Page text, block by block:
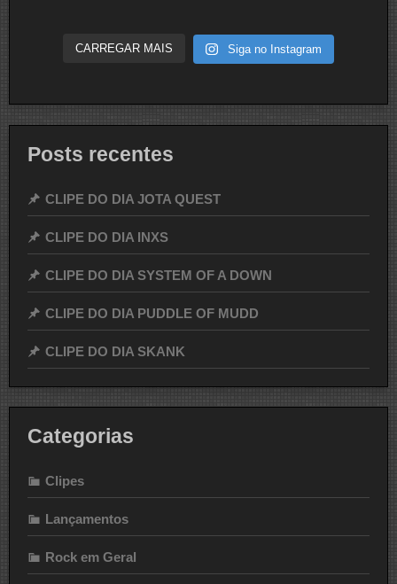
CARREGAR MAIS Siga no Instagram
Posts recentes
CLIPE DO DIA JOTA QUEST
CLIPE DO DIA INXS
CLIPE DO DIA SYSTEM OF A DOWN
CLIPE DO DIA PUDDLE OF MUDD
CLIPE DO DIA SKANK
Categorias
Clipes
Lançamentos
Rock em Geral